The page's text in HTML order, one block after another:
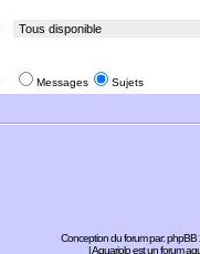
Messages Sujets
Conception du forum par:phpBB
| Aquariolo est un forum